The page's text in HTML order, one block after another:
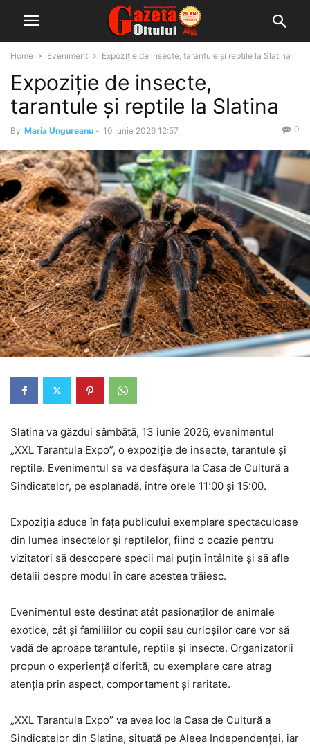
Home Eveniment Expoziție de insecte, tarantule și reptile la Slatina
Expoziție de insecte,
tarantule și reptile la Slatina
By Maria Ungureanu - 10 iunie 2026 12:57 0
Slatina va găzdui sâmbătă, 13 iunie 2026, evenimentul
„XXL Tarantula Expo”, o expoziție de insecte, tarantule și
reptile. Evenimentul se va desfășura la Casa de Cultură a
Sindicatelor, pe esplanadă, între orele 11:00 și 15:00.
Expoziția aduce în fața publicului exemplare spectaculoase
din lumea insectelor și reptilelor, fiind o ocazie pentru
vizitatori să descopere specii mai puțin întâlnite și să afle
detalii despre modul în care acestea trăiesc.
Evenimentul este destinat atât pasionaților de animale
exotice, cât și familiilor cu copii sau curioșilor care vor să
vadă de aproape tarantule, reptile și insecte. Organizatorii
propun o experiență diferită, cu exemplare care atrag
atenția prin aspect, comportament și raritate.
„XXL Tarantula Expo” va avea loc la Casa de Cultură a
Sindicatelor din Slatina, situată pe Aleea Independenței, iar